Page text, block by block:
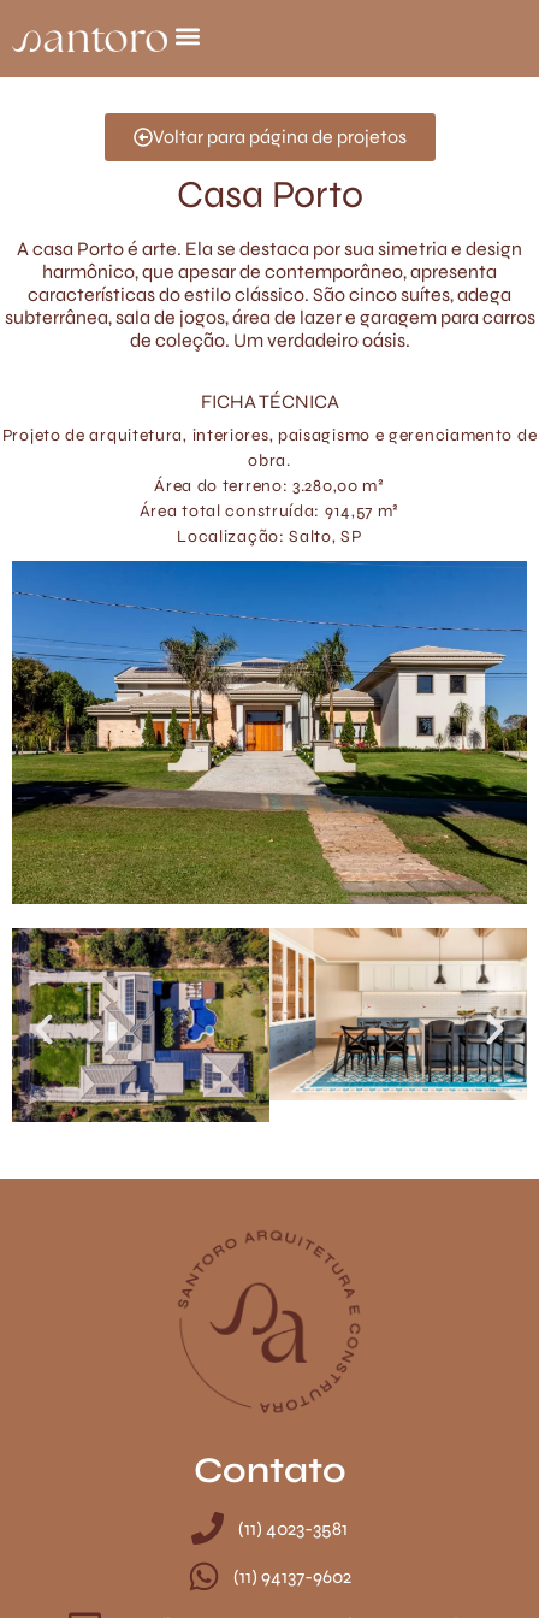
Voltar para página de projetos
Casa Porto
A casa Porto é arte. Ela se destaca por sua simetria e design
harmônico, que apesar de contemporâneo, apresenta
características do estilo clássico. São cinco suítes, adega
subterrânea, sala de jogos, área de lazer e garagem para carros
de coleção. Um verdadeiro oásis.
FICHA TÉCNICA
Projeto de arquitetura, interiores, paisagismo e gerenciamento de
obra.
Área do terreno: 3.280,00 m²
Área total construída: 914,57 m²
Localização: Salto, SP
Contato
(11) 4023-3581
(11) 94137-9602